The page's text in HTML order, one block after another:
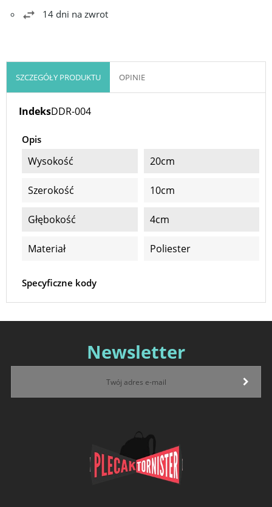
14 dni na zwrot
SZCZEGÓŁY PRODUKTU OPINIE
IndeksDDR-004
Opis
Wysokość 20cm
Szerokość 10cm
Głębokość 4cm
Materiał Poliester
Specyficzne kody
Newsletter